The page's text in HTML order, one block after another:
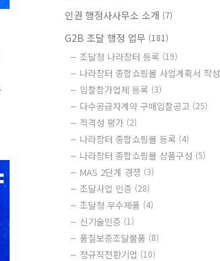
인권 행정사사무소 소개 (7)
G2B 조달 행정 업무 (181)
조달청 나라장터 등록 (19)
나라장터 종합쇼핑몰 사업계획서 작성
입찰참가업체 등록 (3)
다수공급자계약 구매입찰공고 (25)
적격성 평가 (2)
나라장터 종합쇼핑몰 등록 (4)
나라장터 종합쇼핑몰 상품구성 (5)
MAS 2단계 경쟁 (3)
조달사업 인증 (28)
조달청 우수제품 (4)
신기술인증 (1)
품질보증조달물품 (8)
정규직전환기업 (10)